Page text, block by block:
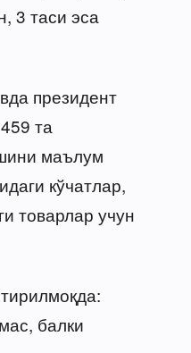
3 таси эса
президент
та
маълум
кўчатлар,
товарлар учун
балки